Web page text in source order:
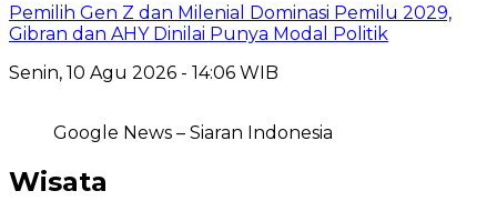
Pemilih Gen Z dan Milenial Dominasi Pemilu 2029,
Gibran dan AHY Dinilai Punya Modal Politik
Senin, 10 Agu 2026 - 14:06 WIB
Google News – Siaran Indonesia
Wisata